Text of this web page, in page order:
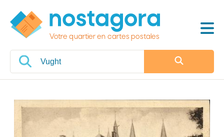
Votre quartier en cartes postales